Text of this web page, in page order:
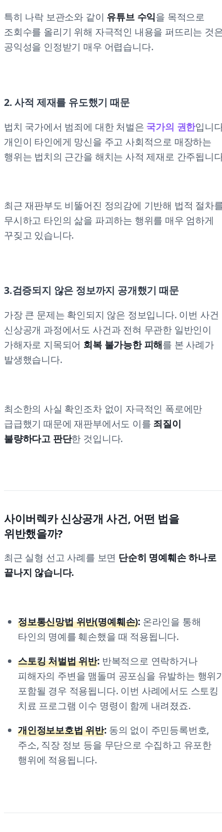
특히 나락 보관소와 같이 유튜브 수익을 목적으로
조회수를 올리기 위해 자극적인 내용을 퍼뜨리는 것
공익성을 인정받기 매우 어렵습니다.
2. 사적 제재를 유도했기 때문
법치 국가에서 범죄에 대한 처벌은 국가의 권한입니
개인이 타인에게 망신을 주고 사회적으로 매장하는
행위는 법치의 근간을 해치는 사적 제재로 간주됩니
최근 재판부도 비뚤어진 정의감에 기반해 법적 절차
무시하고 타인의 삶을 파괴하는 행위를 매우 엄하게
꾸짖고 있습니다.
3.검증되지 않은 정보까지 공개했기 때문
가장 큰 문제는 확인되지 않은 정보입니다. 이번 사건
신상공개 과정에서도 사건과 전혀 무관한 일반인이
가해자로 지목되어 회복 불가능한 피해를 본 사례가
발생했습니다.
최소한의 사실 확인조차 없이 자극적인 폭로에만
급급했기 때문에 재판부에서도 이를 죄질이
불량하다고 판단한 것입니다.
사이버렉카 신상공개 사건, 어떤 법을
위반했을까?
최근 실형 선고 사례를 보면 단순히 명예훼손 하나로
끝나지 않습니다.
정보통신망법 위반(명예훼손):온라인을 통해
타인의 명예를 훼손했을 때 적용됩니다.
스토킹 처벌법 위반:반복적으로 연락하거나
피해자의 주변을 맴돌며 공포심을 유발하는 행위
포함될 경우 적용됩니다. 이번 사례에서도 스토킹
치료 프로그램 이수 명령이 함께 내려졌죠.
개인정보보호법 위반:동의 없이 주민등록번호,
주소, 직장 정보 등을 무단으로 수집하고 유포한
행위에 적용됩니다.